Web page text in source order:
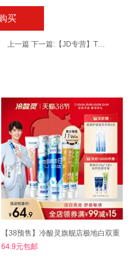
买
上一篇 下一篇: 【JD专营】TWG凡士林精华护手霜套装 30g*4支
【38预售】冷酸灵旗舰店极地白双重
64.9元包邮